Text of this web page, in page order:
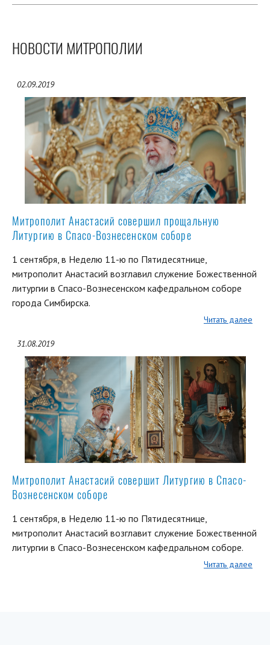
НОВОСТИ МИТРОПОЛИИ
02.09.2019
Митрополит Анастасий совершил прощальную
Литургию в Спасо-Вознесенском соборе
1 сентября, в Неделю 11-ю по Пятидесятнице,
митрополит Анастасий возглавил служение Божественной
литургии в Спасо-Вознесенском кафедральном соборе
города Симбирска.
Читать далее
31.08.2019
Митрополит Анастасий совершит Литургию в Спасо-
Вознесенском соборе
1 сентября, в Неделю 11-ю по Пятидесятнице,
митрополит Анастасий возглавит служение Божественной
литургии в Спасо-Вознесенском кафедральном соборе.
Читать далее